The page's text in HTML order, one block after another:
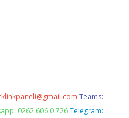
Teams:
0262 606 0 726 Telegram: